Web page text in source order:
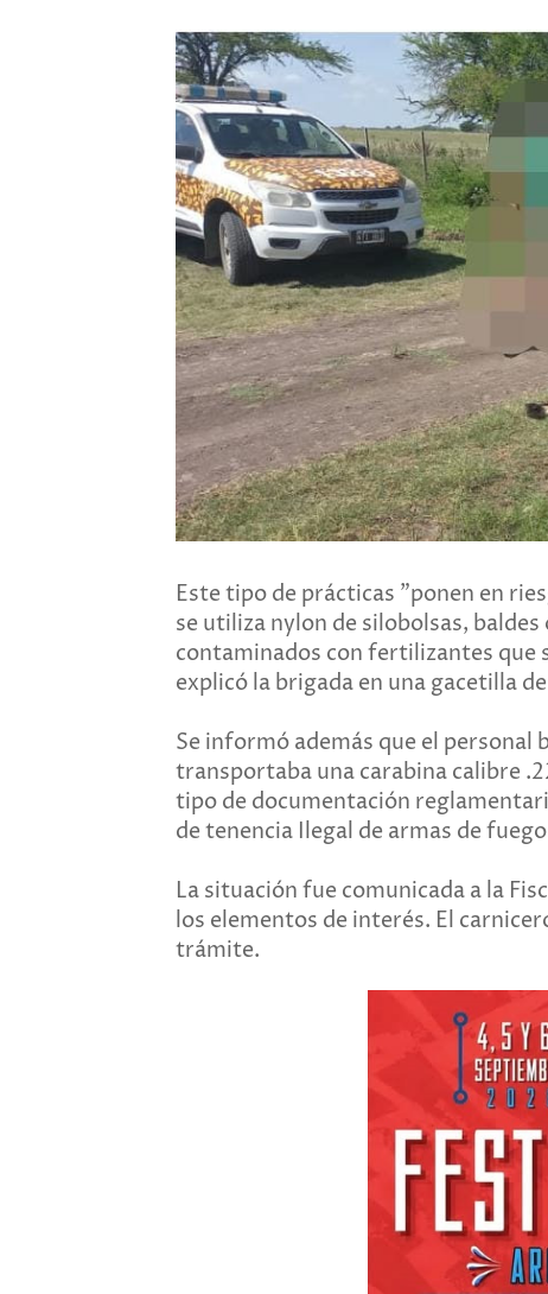
Este tipo de prácticas "ponen en
se utiliza nylon de silobolsas,
contaminados con fertilizantes que
explicó la brigada en una gacetilla
Se informó además que el
transportaba una carabina calibre
tipo de documentación
de tenencia Ilegal de armas de
La situación fue comunicada a la
los elementos de interés. El
trámite.